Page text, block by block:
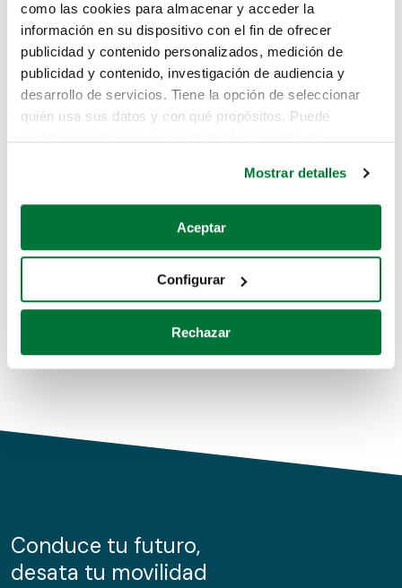
como las cookies para almacenar y acceder la
información en su dispositivo con el fin de ofrecer
publicidad y contenido personalizados, medición de
publicidad y contenido, investigación de audiencia y
desarrollo de servicios. Tiene la opción de seleccionar
quién usa sus datos y con qué propósitos. Puede
Si lo permite, también quisiéramos:
Recopilar información sobre su ubicación geográfica
Identificar su dispositivo analizándolo activamente
para buscar características específicas (huellas
Obtenga más información sobre cómo se procesan sus
de cookies.
información sobre el uso que haga del sitio web con
nuestros partners de redes sociales, publicidad y análisis
Mostrar detalles
Aceptar
Configurar
Rechazar
Lo sentimos, no sabemos como
te hemos traido hasta aquí.
Pero puedes encontrar el coche que estás
buscando en alguno de estos enlaces:
Coches de segunda mano
Coches de km0
Conduce tu futuro,
desata tu movilidad